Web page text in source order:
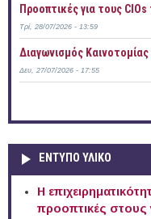
Προοπτικές για τους
Τρί, 28/07/2026 - 13:59
Διαγωνισμός
Δευ, 27/07/2026 - 17:55
ΕΝΤΥΠΟ ΥΛΙΚΟ
Η
προοπτικές στους